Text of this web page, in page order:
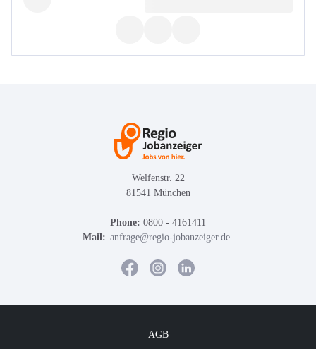
Welfenstr. 22
81541 München
Phone: 0800 - 4161411
Mail: anfrage@regio-jobanzeiger.de
AGB